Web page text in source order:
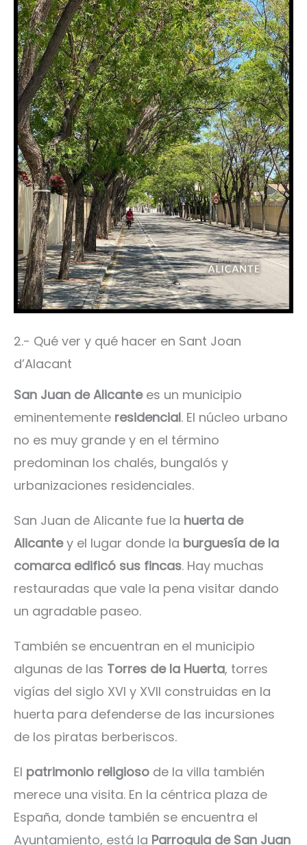
2.- Qué ver y qué hacer en Sant Joan
d’Alacant
San Juan de Alicantees un municipio
eminentemente residencial. El núcleo urbano
no es muy grande y en el término
predominan los chalés, bungalós y
urbanizaciones residenciales.
San Juan de Alicante fue la huerta de
Alicantey el lugar donde la burguesía de la
comarca edificó sus fincas. Hay muchas
restauradas que vale la pena visitar dando
un agradable paseo.
También se encuentran en el municipio
algunas de las Torres de la Huerta, torres
vigías del siglo XVI y XVII construidas en la
huerta para defenderse de las incursiones
de los piratas berberiscos.
El patrimonio religioso de la villa también
merece una visita. En la céntrica plaza de
España, donde también se encuentra el
Ayuntamiento, está la Parroquia de San Juan